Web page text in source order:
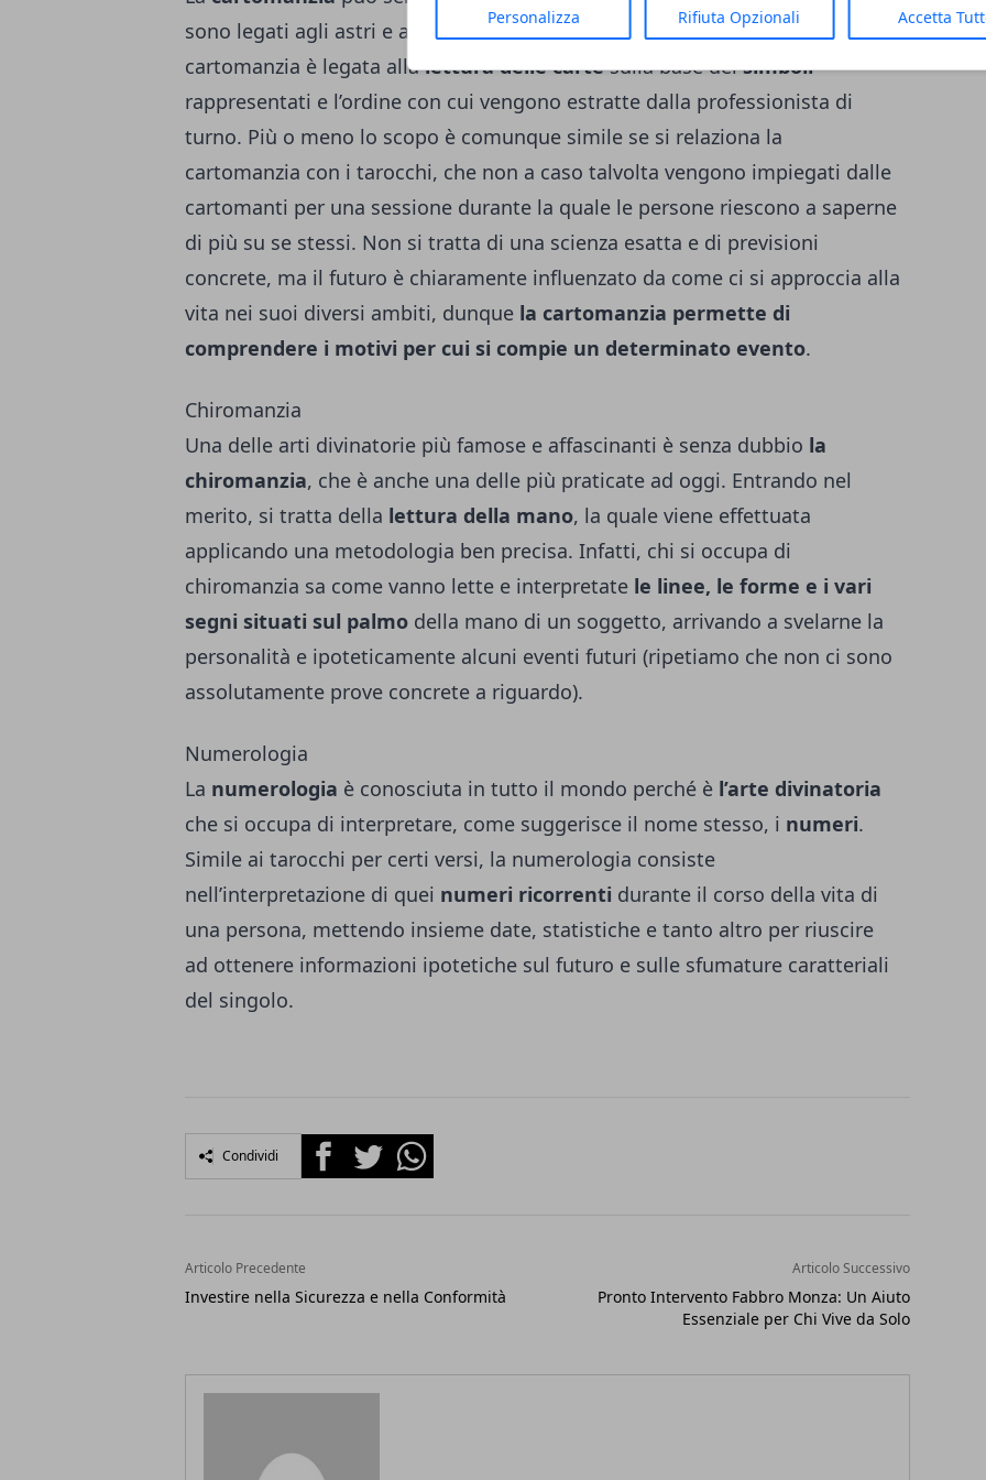
Personalizza Rifiuta Opzionali Accetta
sono legati agli astri e al segno zodiacale, l’arte divinatoria della
cartomanzia è legata allalettura delle cartesulla base deisimboli
rappresentati e l’ordine con cui vengono estratte dalla professionista di
turno. Più o meno lo scopo è comunque simile se si relaziona la
cartomanzia con i tarocchi, che non a caso talvolta vengono impiegati dalle
cartomanti per una sessione durante la quale le persone riescono a saperne
di più su se stessi. Non si tratta di una scienza esatta e di previsioni
concrete, ma il futuro è chiaramente influenzato da come ci si approccia alla
vita nei suoi diversi ambiti, dunque la cartomanzia permette di
comprendere i motivi per cui si compie un determinato evento.
Chiromanzia
Una delle arti divinatorie più famose e affascinanti è senza dubbio la
chiromanzia, che è anche una delle più praticate ad oggi. Entrando nel
merito, si tratta della lettura della mano, la quale viene effettuata
applicando una metodologia ben precisa. Infatti, chi si occupa di
chiromanzia sa come vanno lette e interpretate le linee, le forme e i vari
segni situati sul palmo della mano di un soggetto, arrivando a svelarne la
personalità e ipoteticamente alcuni eventi futuri (ripetiamo che non ci sono
assolutamente prove concrete a riguardo).
Numerologia
La numerologia è conosciuta in tutto il mondo perché è l’arte divinatoria
che si occupa di interpretare, come suggerisce il nome stesso, i numeri.
Simile ai tarocchi per certi versi, la numerologia consiste
nell’interpretazione di quei numeri ricorrenti durante il corso della vita di
una persona, mettendo insieme date, statistiche e tanto altro per riuscire
ad ottenere informazioni ipotetiche sul futuro e sulle sfumature caratteriali
del singolo.
Condividi FacebookTwitterWhatsapp
Articolo Precedente
Investire nella Sicurezza e nella Conformità
Articolo Successivo
Pronto Intervento Fabbro Monza: Un Aiuto
Essenziale per Chi Vive da Solo